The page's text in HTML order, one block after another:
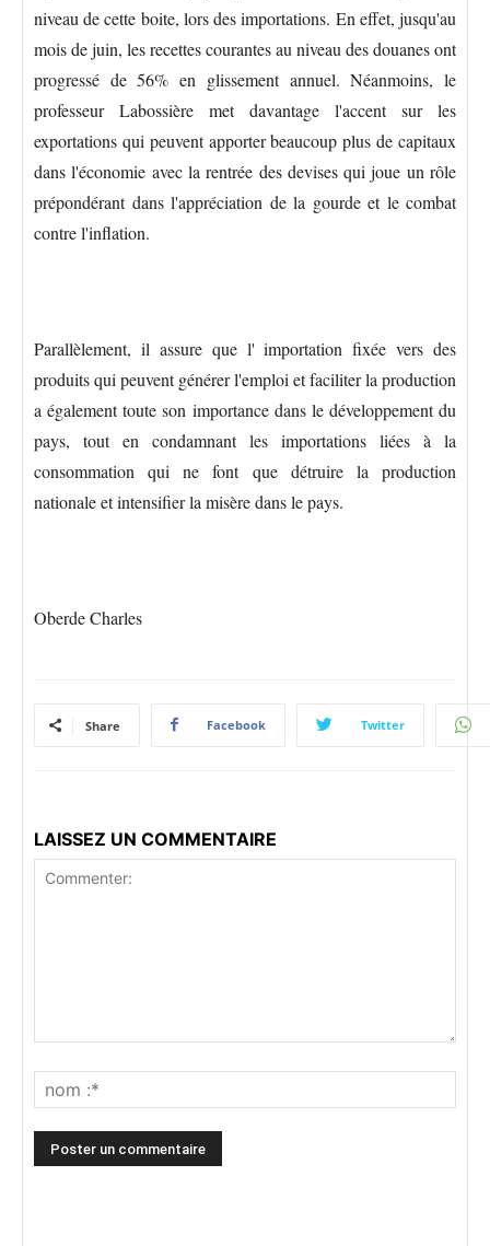
niveau de cette boite, lors des importations. En effet, jusqu'au
mois de juin, les recettes courantes au niveau des douanes ont
progressé de 56% en glissement annuel. Néanmoins, le
professeur Labossière met davantage l'accent sur les
exportations qui peuvent apporter beaucoup plus de capitaux
dans l'économie avec la rentrée des devises qui joue un rôle
prépondérant dans l'appréciation de la gourde et le combat
contre l'inflation.
Parallèlement, il assure que l' importation fixée vers des
produits qui peuvent générer l'emploi et faciliter la production
a également toute son importance dans le développement du
pays, tout en condamnant les importations liées à la
consommation qui ne font que détruire la production
nationale et intensifier la misère dans le pays.
Oberde Charles
Share Facebook Twitter
LAISSEZ UN COMMENTAIRE